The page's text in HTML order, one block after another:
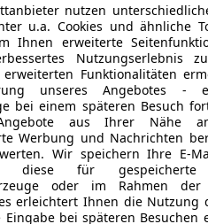
nutzen
u.a. Cookies und ähnliche
Ihnen erweiterte
Nutzungserlebnis
erweiterten Funktionalitäten
unseres Angebotes
bei einem späteren Besuch
aus Ihrer Nähe
Werbung und Nachrichten
Wir speichern Ihre E-
für gespeicherte
oder im Rahmen der
erleichtert Ihnen die Nutzung
Eingabe bei späteren